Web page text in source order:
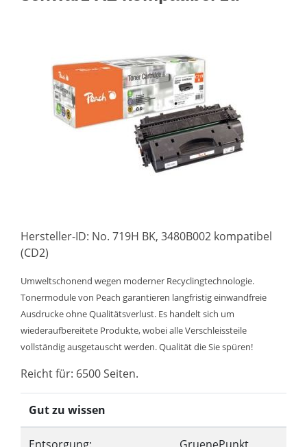
Hersteller-ID: No. 719H BK, 3480B002 kompatibel
(CD2)
Umweltschonend wegen moderner Recyclingtechnologie.
Tonermodule von Peach garantieren langfristig einwandfreie
Ausdrucke ohne Qualitätsverlust. Es handelt sich um
wiederaufbereitete Produkte, wobei alle Verschleissteile
vollständig ausgetauscht werden. Qualität die Sie spüren!
Reicht für: 6500 Seiten.
Gut zu wissen